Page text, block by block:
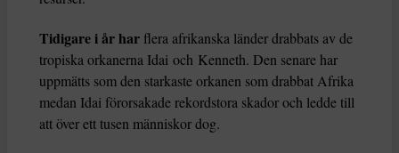
Tidigare i år har flera afrikanska länder drabbats av de
tropiska orkanerna Idai och Kenneth. Den senare har
uppmätts som den starkaste orkanen som drabbat Afrika
medan Idai förorsakade rekordstora skador och ledde till
att över ett tusen människor dog.